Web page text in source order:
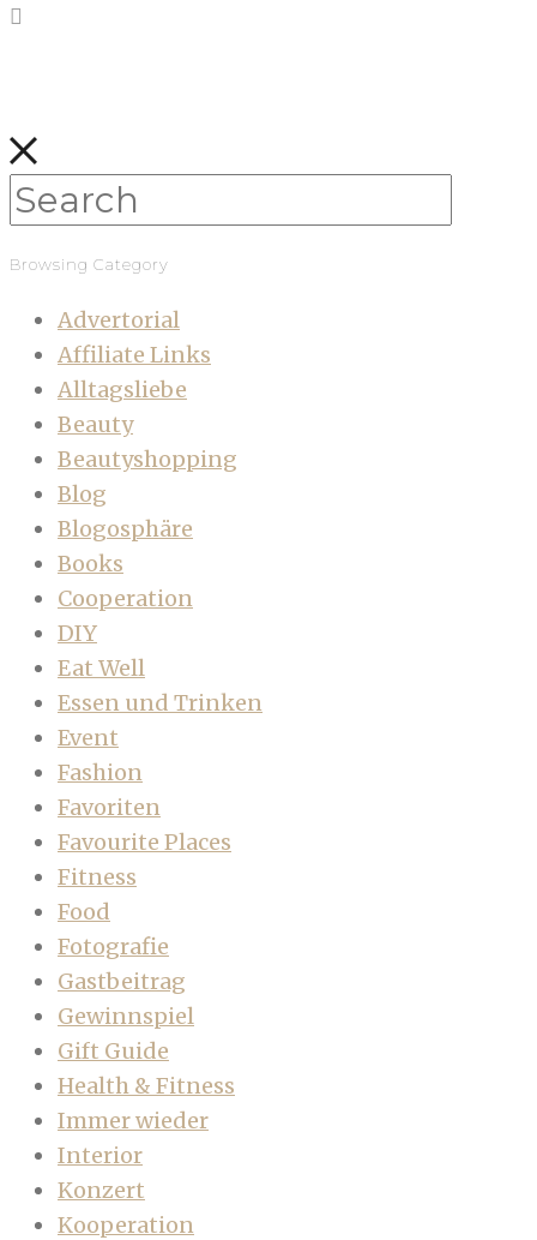
Browsing Category
Advertorial
Affiliate Links
Alltagsliebe
Beauty
Beautyshopping
Blog
Blogosphäre
Books
Cooperation
DIY
Eat Well
Essen und Trinken
Event
Fashion
Favoriten
Favourite Places
Fitness
Food
Fotografie
Gastbeitrag
Gewinnspiel
Gift Guide
Health & Fitness
Immer wieder
Interior
Konzert
Kooperation